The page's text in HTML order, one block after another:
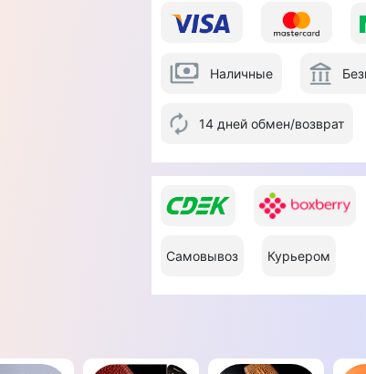
Наличные
14 дней обмен/возврат
Самовывоз Курьером